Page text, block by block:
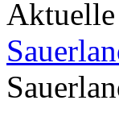
Aktuelle